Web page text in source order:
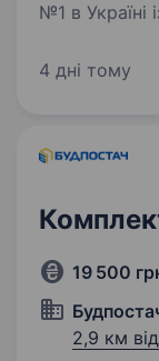
№1 в Україні
більше 100
4 дні тому
19 500
2,9 км